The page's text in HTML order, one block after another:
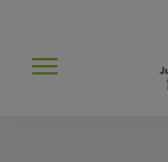
Abrir